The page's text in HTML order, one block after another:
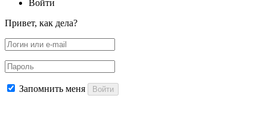
Войти
Привет, как дела?
Запомнить меня Войти